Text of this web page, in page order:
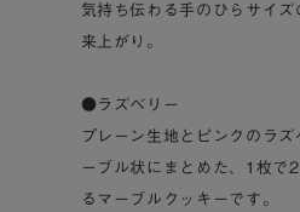
気持ち伝わる手のひらサイ
来上がり。
●ラズベリー
プレーン生地とピンクのラ
ーブル状にまとめた、1枚で
るマーブルクッキーです。